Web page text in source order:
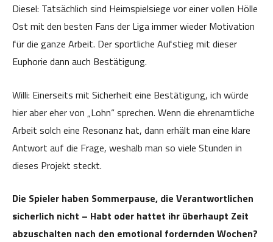
Diesel: Tatsächlich sind Heimspielsiege vor einer vollen Hölle
Ost mit den besten Fans der Liga immer wieder Motivation
für die ganze Arbeit. Der sportliche Aufstieg mit dieser
Euphorie dann auch Bestätigung.
Willi: Einerseits mit Sicherheit eine Bestätigung, ich würde
hier aber eher von „Lohn“ sprechen. Wenn die ehrenamtliche
Arbeit solch eine Resonanz hat, dann erhält man eine klare
Antwort auf die Frage, weshalb man so viele Stunden in
dieses Projekt steckt.
Die Spieler haben Sommerpause, die Verantwortlichen
sicherlich nicht – Habt oder hattet ihr überhaupt Zeit
abzuschalten nach den emotional fordernden Wochen?